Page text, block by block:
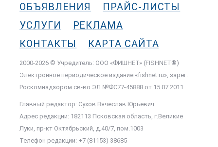
ОБЪЯВЛЕНИЯ
ПРАЙС-ЛИСТЫ
УСЛУГИ
РЕКЛАМА
КОНТАКТЫ
КАРТА САЙТА
2000-2026 © Учредитель: ООО «ФИШНЕТ» (FISHNET®)
Электронное периодическое издание «fishnet.ru», зарег.
Роскомнадзором cв-во ЭЛ №ФС77-45888 от 15.07.2011
Главный редактор: Сухов Вячеслав Юрьевич
Адрес редакции: 182113 Псковская область, г.Великие
Луки, пр-кт Октябрьский, д.40/7, пом.1003
Телефон редакции: +7 (81153) 38685